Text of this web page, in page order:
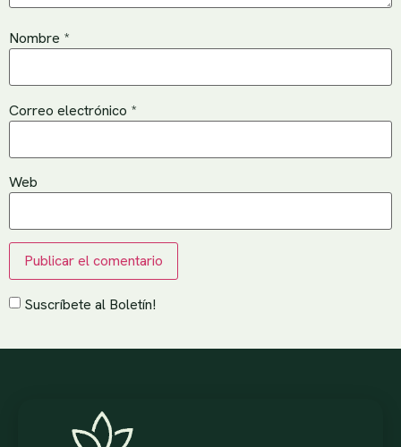
Nombre *
Correo electrónico *
Web
Suscríbete al Boletín!